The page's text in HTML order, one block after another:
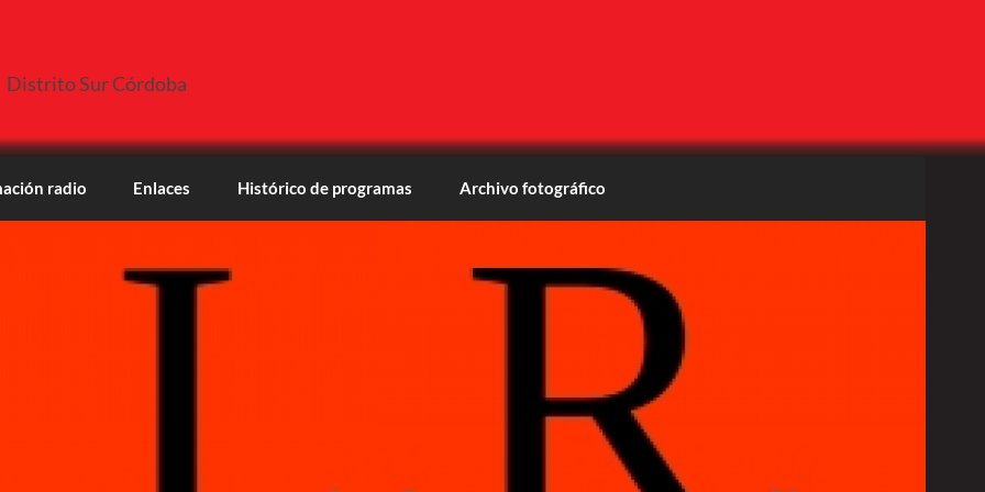
Distrito Sur Córdoba
radio Enlaces Histórico de programas Archivo fotográfico